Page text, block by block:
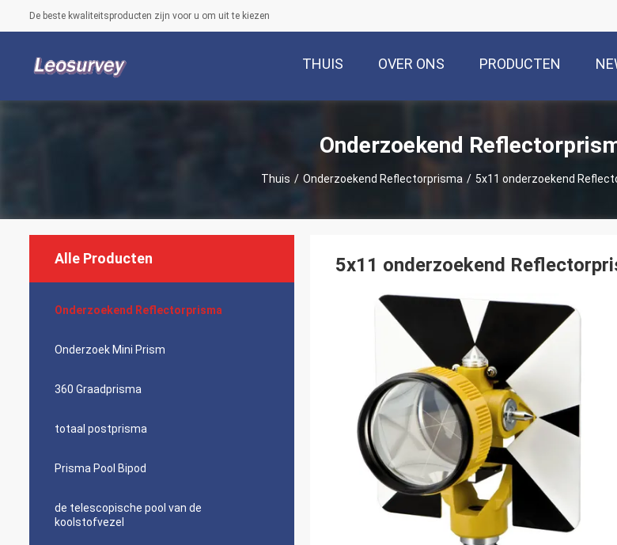
De beste kwaliteitsproducten zijn voor u om uit te kiezen
THUIS OVER ONS PRODUCTEN
Onderzoekend
Thuis / Onderzoekend Reflectorprisma / 5x11 onderzoekend
Alle Producten
Onderzoekend Reflectorprisma
Onderzoek Mini Prism
360 Graadprisma
totaal postprisma
Prisma Pool Bipod
de telescopische pool van de
koolstofvezel
5x11 onderzoekend